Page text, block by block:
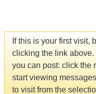
If this is your first visit,
clicking the link above.
you can post: click the
start viewing
to visit from the